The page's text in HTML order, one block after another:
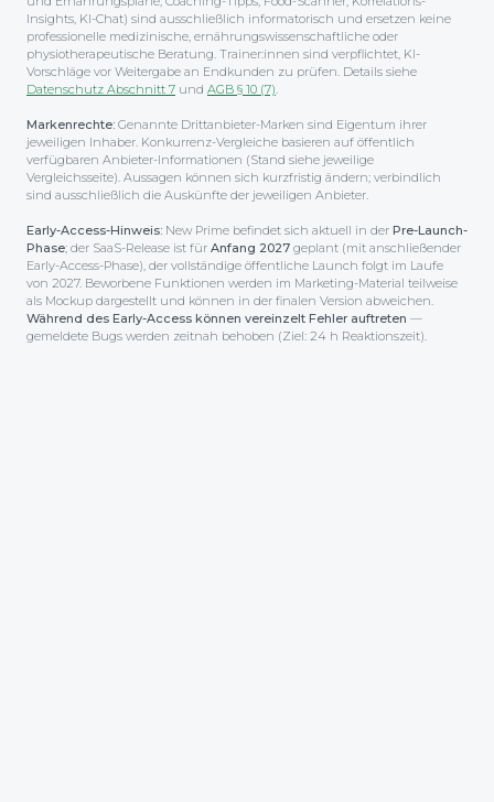
Insights, KI-Chat) sind ausschließlich informatorisch und ersetzen keine
professionelle medizinische, ernährungswissenschaftliche oder
physiotherapeutische Beratung. Trainer:innen sind verpflichtet, KI-
Vorschläge vor Weitergabe an Endkunden zu prüfen. Details siehe
Datenschutz Abschnitt 7 und AGB § 10 (7).
Markenrechte: Genannte Drittanbieter-Marken sind Eigentum ihrer
jeweiligen Inhaber. Konkurrenz-Vergleiche basieren auf öffentlich
verfügbaren Anbieter-Informationen (Stand siehe jeweilige
Vergleichsseite). Aussagen können sich kurzfristig ändern; verbindlich
sind ausschließlich die Auskünfte der jeweiligen Anbieter.
Early-Access-Hinweis: New Prime befindet sich aktuell in der Pre-Launch-
Phase; der SaaS-Release ist für Anfang 2027 geplant (mit anschließender
Early-Access-Phase), der voll­ständige öffentliche Launch folgt im Laufe
von 2027. Beworbene Funktionen werden im Marketing-Material teilweise
als Mockup dargestellt und können in der finalen Version abweichen.
Während des Early-Access können vereinzelt Fehler auftreten —
gemeldete Bugs werden zeitnah behoben (Ziel: 24 h Reaktionszeit).